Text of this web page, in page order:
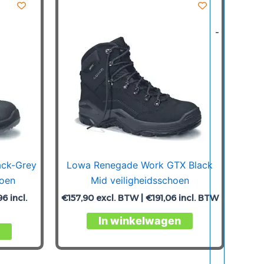
-
Grey
incl.
Dit
product
Lowa Renegade Work GTX Black
Mid veiligheidsschoen
€157,90excl. BTW | €191,06incl. BTW
In winkelwagen
Dit
product
heeft